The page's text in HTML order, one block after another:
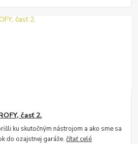
časť 2.
ku skutočným nástrojom a ako sme sa
do ozajstnej garáže.čítať celé